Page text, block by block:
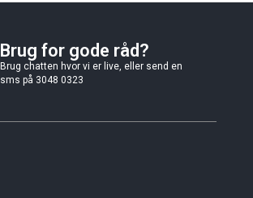
Brug for gode råd?
Brug chatten hvor vi er live, eller send en
sms på 3048 0323